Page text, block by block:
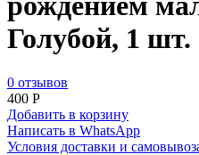
Голубой, 1 шт.
0 отзывов
400 Р
Добавить в корзину
Написать в WhatsApp
Условия доставки и